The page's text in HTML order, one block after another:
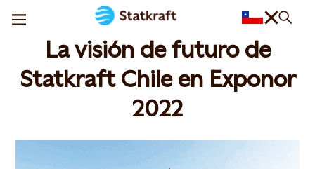
La visión de futuro de
Statkraft Chile en Exponor
2022